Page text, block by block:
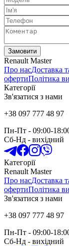
Замовити
Renault Master
Про насДоставка
офертиПолітика
Категорії
Зв'язатися з нами
+38 097 777 48 97
Пн-Пт - 09:00-
Сб-Нд - вихідний
Категорії
Renault Master
Про насДоставка
офертиПолітика
Зв'язатися з нами
+38 097 777 48 97
Пн-Пт - 09:00-
Сб-Нд - вихідний